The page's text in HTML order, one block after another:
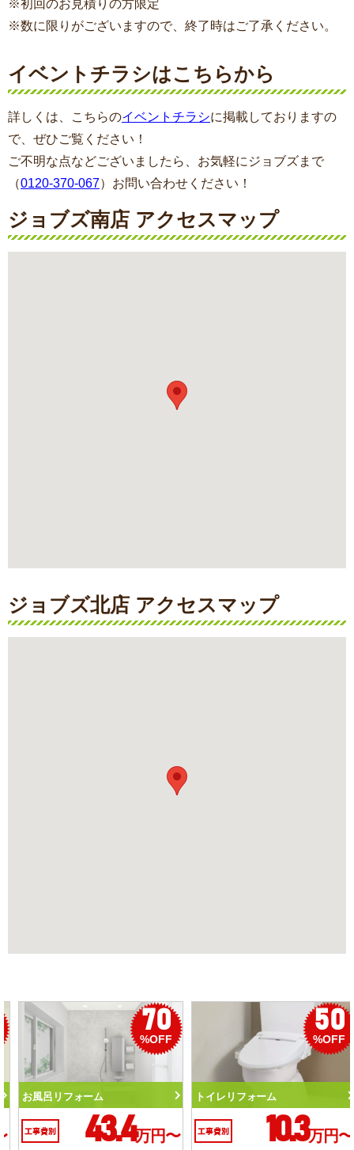
※初回のお見積りの方限定
※数に限りがございますので、終了時はご了承ください。
イベントチラシはこちらから
詳しくは、こちらのイベントチラシに掲載しておりますの
で、ぜひご覧ください！
ご不明な点などございましたら、お気軽にジョブズまで
（0120-370-067）お問い合わせください！
ジョブズ南店 アクセスマップ
ジョブズ北店 アクセスマップ
50
%OFF
トイレリフォーム
工事費別 10.3万円〜
56
%OFF
洗面化粧台リフォーム
工事費別 6.2万円〜